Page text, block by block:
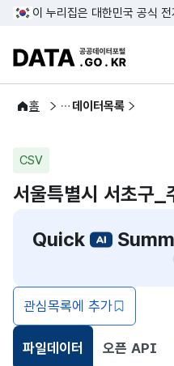
이 누리집은 대한민국 공식
DATA.GO.KR 공
홈
공공데이터 데이터목록
CSV
서울특별시 서초구_
Quick
관심목록에 추가
파일데이터
선택됨
오픈 API